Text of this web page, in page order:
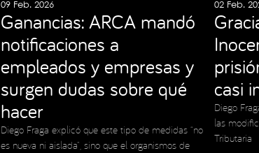
09 Feb. 2026
Ganancias: ARCA mandó
notificaciones a
empleados y empresas y
surgen dudas sobre qué
hacer
Diego Fraga explicó que este tipo de medidas “no
es nueva ni aislada”, sino que el organismos de
02 Feb.
casi
Diego
las
Tributaria